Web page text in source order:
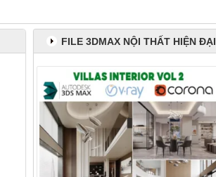
FILE 3DMAX NỘI THẤT HIỆN ĐẠI